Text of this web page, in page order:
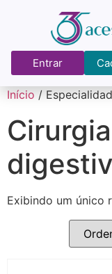
Entrar
Início /
Exibindo um único